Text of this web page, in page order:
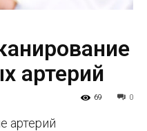
артерий
0
69
артерий